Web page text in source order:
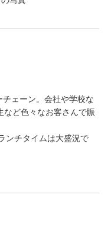
ェーン。会社や学校な
など色々なお客さんで賑
ンチタイムは大盛況で